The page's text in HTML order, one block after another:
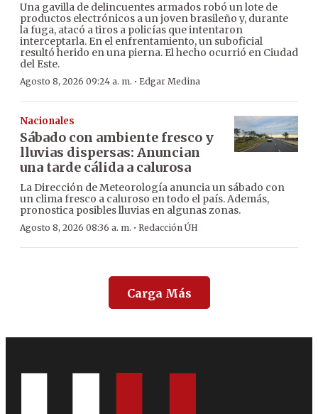
Una gavilla de delincuentes armados robó un lote de
productos electrónicos a un joven brasileño y, durante
la fuga, atacó a tiros a policías que intentaron
interceptarla. En el enfrentamiento, un suboficial
resultó herido en una pierna. El hecho ocurrió en Ciudad
del Este.
Agosto 8, 2026 09:24 a. m. · Edgar Medina
Nacionales
Sábado con ambiente fresco y
lluvias dispersas: Anuncian
una tarde cálida a calurosa
La Dirección de Meteorología anuncia un sábado con
un clima fresco a caluroso en todo el país. Además,
pronostica posibles lluvias en algunas zonas.
Agosto 8, 2026 08:36 a. m. · Redacción ÚH
Carga Más